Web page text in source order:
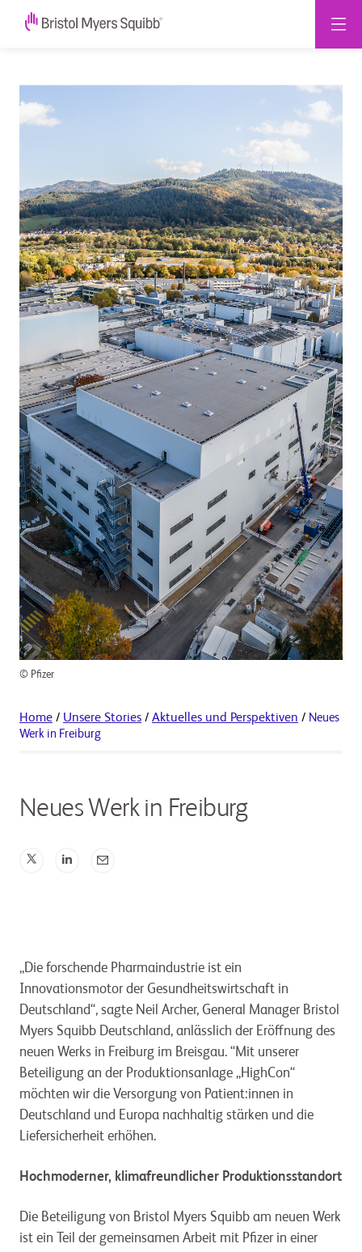
© Pfizer
Home / Unsere Stories / Aktuelles und Perspektiven / Neues
Werk in Freiburg
Neues Werk in Freiburg
„Die forschende Pharmaindustrie ist ein
Innovationsmotor der Gesundheitswirtschaft in
Deutschland“, sagte Neil Archer, General Manager Bristol
Myers Squibb Deutschland, anlässlich der Eröffnung des
neuen Werks in Freiburg im Breisgau. “Mit unserer
Beteiligung an der Produktionsanlage „HighCon“
möchten wir die Versorgung von Patient:innen in
Deutschland und Europa nachhaltig stärken und die
Liefersicherheit erhöhen.
Hochmoderner, klimafreundlicher Produktionsstandort
Die Beteiligung von Bristol Myers Squibb am neuen Werk
ist ein Teil der gemeinsamen Arbeit mit Pfizer in einer